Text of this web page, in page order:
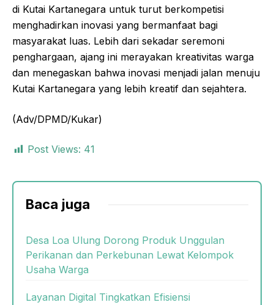
di Kutai Kartanegara untuk turut berkompetisi
menghadirkan inovasi yang bermanfaat bagi
masyarakat luas. Lebih dari sekadar seremoni
penghargaan, ajang ini merayakan kreativitas warga
dan menegaskan bahwa inovasi menjadi jalan menuju
Kutai Kartanegara yang lebih kreatif dan sejahtera.
(Adv/DPMD/Kukar)
Post Views: 41
Baca juga
Desa Loa Ulung Dorong Produk Unggulan
Perikanan dan Perkebunan Lewat Kelompok
Usaha Warga
Layanan Digital Tingkatkan Efisiensi